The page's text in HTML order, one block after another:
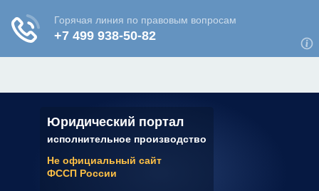
Юридический портал
исполнительное производство
Не официальный сайт
ФССП России
✆ 7 (800) 350-22-64